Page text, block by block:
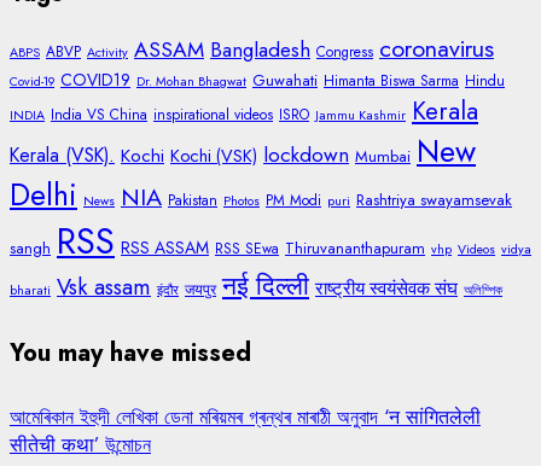
ABPS ABVP Activity ASSAM Bangladesh Congress coronavirus
Covid-19 COVID19 Dr. Mohan Bhagwat Guwahati Himanta Biswa Sarma Hindu
INDIA India VS China inspirational videos ISRO Jammu Kashmir Kerala
Kerala (VSK). Kochi Kochi (VSK) lockdown Mumbai New
Delhi News NIA Pakistan Photos PM Modi puri Rashtriya swayamsevak
sangh RSS RSS ASSAM RSS SEwa Thiruvananthapuram vhp Videos vidya
bharati Vsk assam इंदौर जयपुर नई दिल्ली राष्ट्रीय स्वयंसेवक संघ অলিম্পিক
You may have missed
আমেৰিকান ইহুদী লেখিকা ডেনা মৰিয়মৰ গ্ৰন্থৰ মাৰাঠী অনুবাদ ‘न सांगितलेली
सीतेची कथा’ উন্মোচন